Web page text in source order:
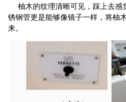
柚木的纹理清晰可见，踩上去感
锈钢管更是能够像镜子一样，将柚
来。